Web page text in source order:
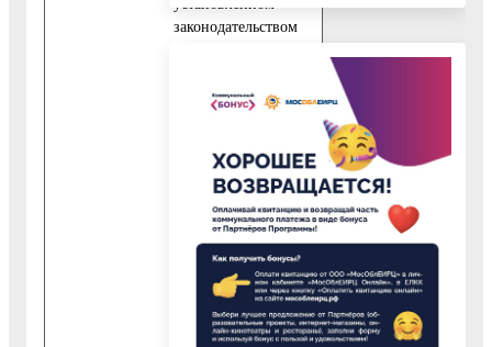
законодательством
нотариате.
документов
приведено в
приложении 8 к
настоящему
Административному
регламенту.
11. Исчерпывающий
перечень